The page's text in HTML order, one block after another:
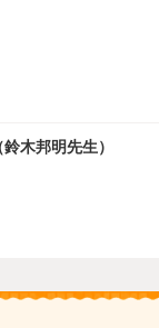
木邦明先生）